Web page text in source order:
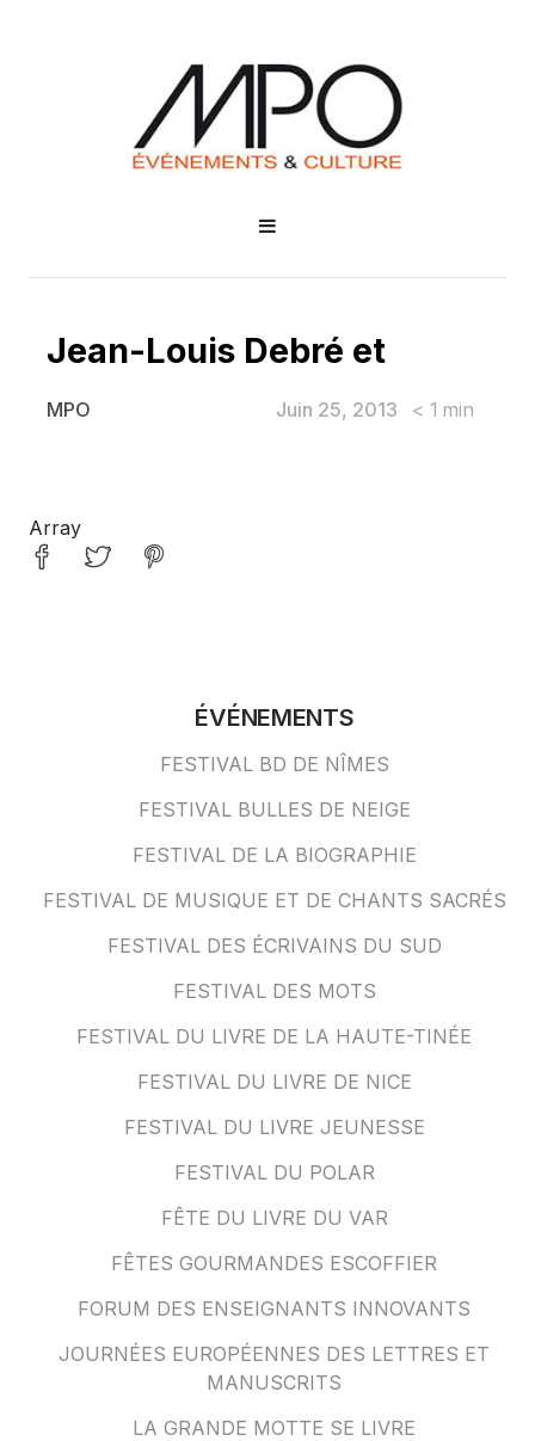
Jean-Louis Debré et
MPO Juin 25, 2013 < 1 min
Array
ÉVÉNEMENTS
FESTIVAL BD DE NÎMES
FESTIVAL BULLES DE NEIGE
FESTIVAL DE LA BIOGRAPHIE
FESTIVAL DE MUSIQUE ET DE CHANTS SACRÉS
FESTIVAL DES ÉCRIVAINS DU SUD
FESTIVAL DES MOTS
FESTIVAL DU LIVRE DE LA HAUTE-TINÉE
FESTIVAL DU LIVRE DE NICE
FESTIVAL DU LIVRE JEUNESSE
FESTIVAL DU POLAR
FÊTE DU LIVRE DU VAR
FÊTES GOURMANDES ESCOFFIER
FORUM DES ENSEIGNANTS INNOVANTS
JOURNÉES EUROPÉENNES DES LETTRES ET
MANUSCRITS
LA GRANDE MOTTE SE LIVRE